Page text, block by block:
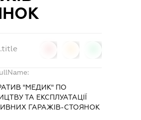
"МЕДИК" ПО
ТА ЕКСПЛУАТАЦІЇ
ГАРАЖІВ-СТОЯНОК